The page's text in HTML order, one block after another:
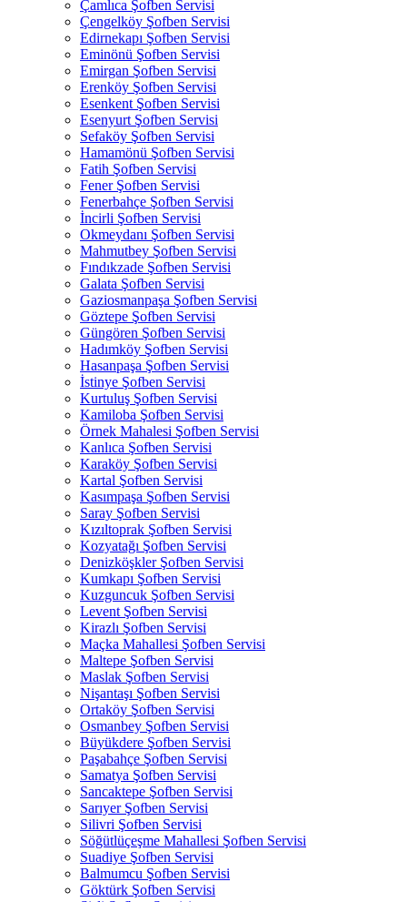
Çamlıca Şofben Servisi
Çengelköy Şofben Servisi
Edirnekapı Şofben Servisi
Eminönü Şofben Servisi
Emirgan Şofben Servisi
Erenköy Şofben Servisi
Esenkent Şofben Servisi
Esenyurt Şofben Servisi
Sefaköy Şofben Servisi
Hamamönü Şofben Servisi
Fatih Şofben Servisi
Fener Şofben Servisi
Fenerbahçe Şofben Servisi
İncirli Şofben Servisi
Okmeydanı Şofben Servisi
Mahmutbey Şofben Servisi
Fındıkzade Şofben Servisi
Galata Şofben Servisi
Gaziosmanpaşa Şofben Servisi
Göztepe Şofben Servisi
Güngören Şofben Servisi
Hadımköy Şofben Servisi
Hasanpaşa Şofben Servisi
İstinye Şofben Servisi
Kurtuluş Şofben Servisi
Kamiloba Şofben Servisi
Örnek Mahalesi Şofben Servisi
Kanlıca Şofben Servisi
Karaköy Şofben Servisi
Kartal Şofben Servisi
Kasımpaşa Şofben Servisi
Saray Şofben Servisi
Kızıltoprak Şofben Servisi
Kozyatağı Şofben Servisi
Denizköşkler Şofben Servisi
Kumkapı Şofben Servisi
Kuzguncuk Şofben Servisi
Levent Şofben Servisi
Kirazlı Şofben Servisi
Maçka Mahallesi Şofben Servisi
Maltepe Şofben Servisi
Maslak Şofben Servisi
Nişantaşı Şofben Servisi
Ortaköy Şofben Servisi
Osmanbey Şofben Servisi
Büyükdere Şofben Servisi
Paşabahçe Şofben Servisi
Samatya Şofben Servisi
Sancaktepe Şofben Servisi
Sarıyer Şofben Servisi
Silivri Şofben Servisi
Söğütlüçeşme Mahallesi Şofben Servisi
Suadiye Şofben Servisi
Balmumcu Şofben Servisi
Göktürk Şofben Servisi